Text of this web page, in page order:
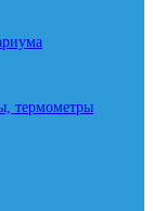
термометры